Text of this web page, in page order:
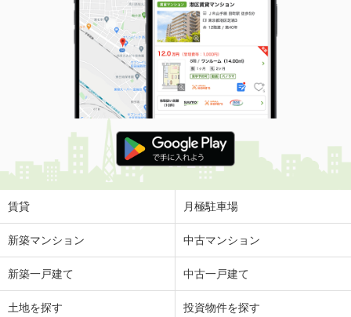
賃貸 月極駐車場
新築マンション 中古マンション
新築一戸建て 中古一戸建て
土地を探す 投資物件を探す